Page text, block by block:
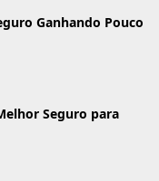
Ganhando Pouco
Seguro para